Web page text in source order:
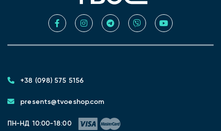
+38 (098) 575 5156
presents@tvoeshop.com
ПН-НД 10:00-18:00